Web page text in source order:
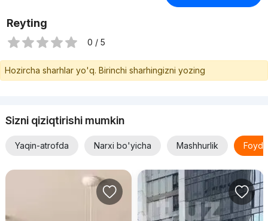
Reyting
0 / 5
Hozircha sharhlar yo'q. Birinchi sharhingizni yozing
Sizni qiziqtirishi mumkin
Yaqin-atrofda Narxi bo'yicha Mashhurlik